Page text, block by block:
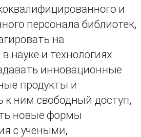
и
персонала библиотек,
на
науке и технологиях
инновационные
продукты и
к ним свободный доступ,
новые формы
с учеными,